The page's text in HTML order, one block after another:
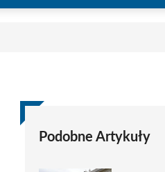
Podobne Artykuły